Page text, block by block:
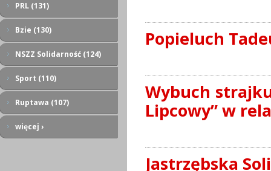
PRL (131)
Bzie (130)
NSZZ Solidarność (124)
Sport (110)
Ruptawa (107)
więcej ›
Popieluch
Wybuch
Lipcowy” w
Jastrzębska